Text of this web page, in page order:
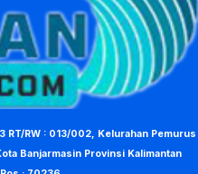
RT/RW : 013/002, Kelurahan Pemurus
Banjarmasin Provinsi Kalimantan